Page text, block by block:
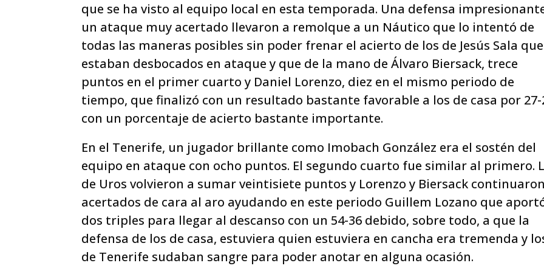
que se ha visto al equipo local en esta temporada. Una defensa
un ataque muy acertado llevaron a remolque a un Náutico que lo intentó de
todas las maneras posibles sin poder frenar el acierto de los de Jesús Sala que
estaban desbocados en ataque y que de la mano de Álvaro Biersack, trece
puntos en el primer cuarto y Daniel Lorenzo, diez en el mismo periodo de
tiempo, que finalizó con un resultado bastante favorable a los de casa por 27-
con un porcentaje de acierto bastante importante.
En el Tenerife, un jugador brillante como Imobach González era el sostén del
equipo en ataque con ocho puntos. El segundo cuarto fue similar al primero.
de Uros volvieron a sumar veintisiete puntos y Lorenzo y Biersack continuaron
acertados de cara al aro ayudando en este periodo Guillem Lozano que
dos triples para llegar al descanso con un 54-36 debido, sobre todo, a que la
defensa de los de casa, estuviera quien estuviera en cancha era tremenda y
de Tenerife sudaban sangre para poder anotar en alguna ocasión.